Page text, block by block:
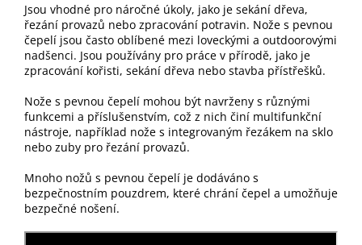
Jsou vhodné pro náročné úkoly, jako je sekání dřeva,
řezání provazů nebo zpracování potravin. Nože s pevnou
čepelí jsou často oblíbené mezi loveckými a outdoorovými
nadšenci. Jsou používány pro práce v přírodě, jako je
zpracování kořisti, sekání dřeva nebo stavba přístřešků.
Nože s pevnou čepelí mohou být navrženy s různými
funkcemi a příslušenstvím, což z nich činí multifunkční
nástroje, například nože s integrovaným řezákem na sklo
nebo zuby pro řezání provazů.
Mnoho nožů s pevnou čepelí je dodáváno s
bezpečnostním pouzdrem, které chrání čepel a umožňuje
bezpečné nošení.